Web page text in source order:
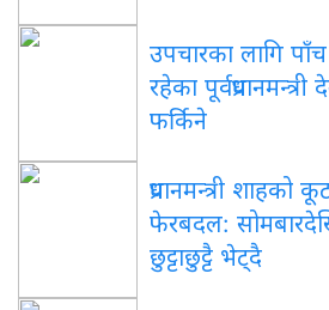
उपचारका लागि
रहेका
फर्किने
प्रधानमन्त्री शाहको
फेरबदल:
छुट्टाछुट्टै भेट्दै